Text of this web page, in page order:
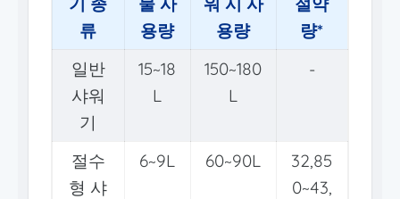
류
용량
용량
량*
일반
샤워
기
15~18
L
150~180
L
-
절수
형 샤
6~9L 60~90L
32,85
0~43,